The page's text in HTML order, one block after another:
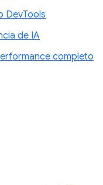
DevTools
de IA
completo